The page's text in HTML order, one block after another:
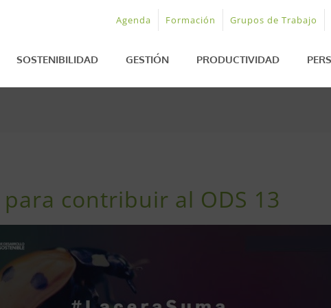
Agenda Formación Grupos de Trabajo
SOSTENIBILIDAD GESTIÓN PRODUCTIVIDAD
para contribuir al ODS 13